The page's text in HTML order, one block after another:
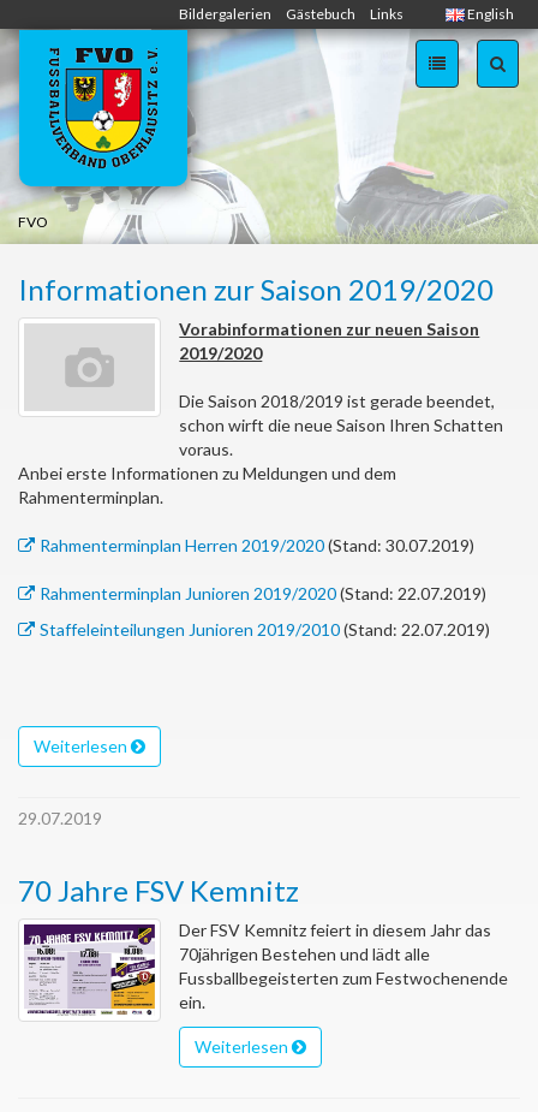
Inhalt
springen
English
Bildergalerien Gästebuch Links
FVO
Informationen zur Saison 2019/2020
Vorabinformationen zur neuen Saison
2019/2020
Die Saison 2018/2019 ist gerade beendet,
schon wirft die neue Saison Ihren Schatten
voraus.
Anbei erste Informationen zu Meldungen und dem
Rahmenterminplan.
Rahmenterminplan Herren 2019/2020(Stand: 30.07.2019)
Rahmenterminplan Junioren 2019/2020(Stand: 22.07.2019)
Staffeleinteilungen Junioren 2019/2010(Stand: 22.07.2019)
Weiterlesen
29.07.2019
70 Jahre FSV Kemnitz
Der FSV Kemnitz feiert in diesem Jahr das
70jährigen Bestehen und lädt alle
Fussballbegeisterten zum Festwochenende
ein.
Weiterlesen